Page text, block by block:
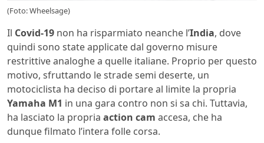
(Foto: Wheelsage)
Il Covid-19 non ha risparmiato neanche l’India, dove
quindi sono state applicate dal governo misure
restrittive analoghe a quelle italiane. Proprio per questo
motivo, sfruttando le strade semi deserte, un
motociclista ha deciso di portare al limite la propria
Yamaha M1 in una gara contro non si sa chi. Tuttavia,
ha lasciato la propria action cam accesa, che ha
dunque filmato l’intera folle corsa.